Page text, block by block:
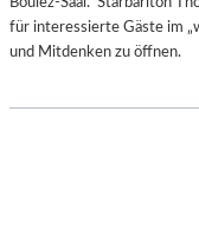
für interessierte Gäste im
und Mitdenken zu öffnen.